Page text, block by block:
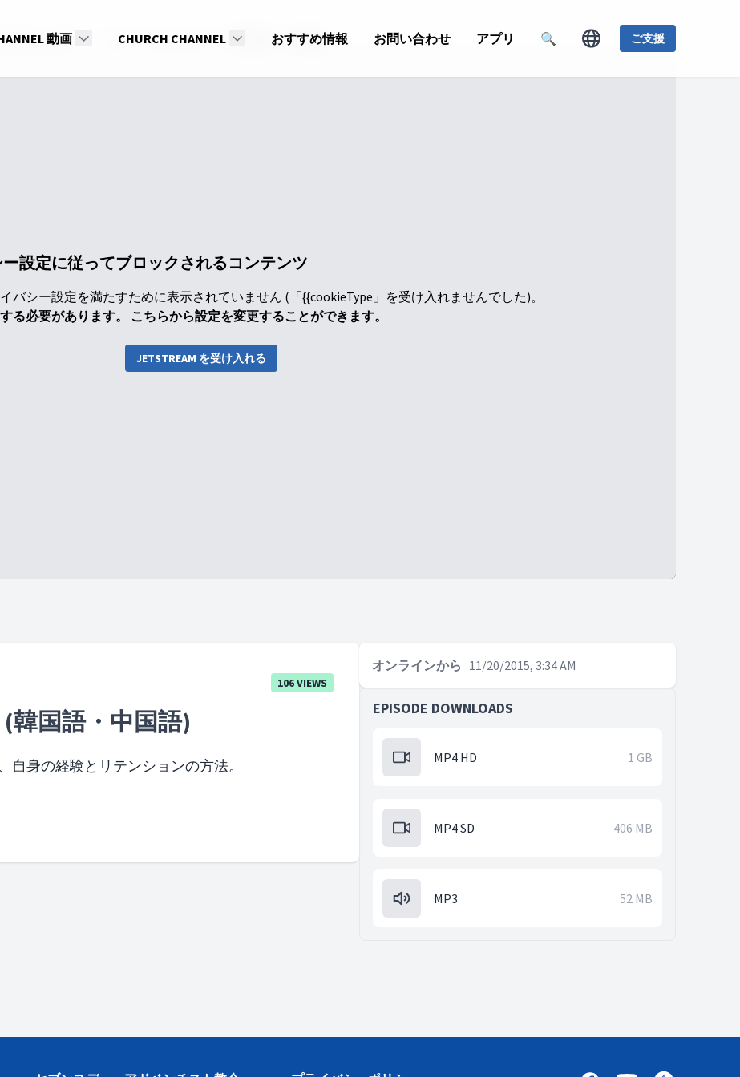
動画 CHURCH CHANNEL おすすめ情報 お問い合わせ アプリ 🔍 ご支援
ョンセミナー リテンションセミナー (韓国語・中国語)
設定に従ってブロックされるコンテンツ
バシー設定を満たすために表示されていません (「{{cookieType」を受け入れませんでした)。
る必要があります。 こちらから設定を変更することができます。
JETSTREAM を受け入れる
106 VIEWS
韓国語・中国語)
身の経験とリテンションの方法。
オンラインから 11/20/2015, 3:34 AM
EPISODE DOWNLOADS
MP4 HD 1 GB
MP4 SD 406 MB
MP3 52 MB